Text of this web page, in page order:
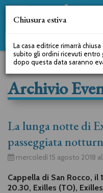
Archivio
La lunga notte di
passeggiata
mercoledì 15 agosto 2018
Cappella di San Rocco, il
20.30, Exilles (TO),
Chiusura estiva
La casa editrice rimarrà
subito gli ordini ricevuti
dopo questa data saranno